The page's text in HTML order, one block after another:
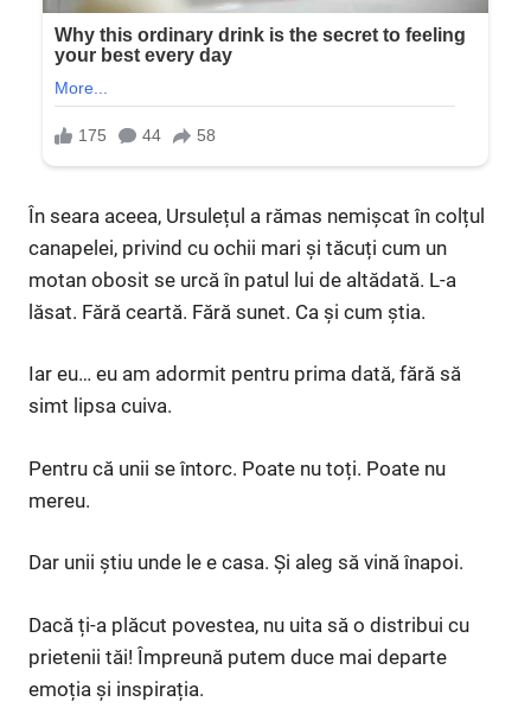
În seara aceea, Ursulețul a rămas nemișcat în colțul
canapelei, privind cu ochii mari și tăcuți cum un
motan obosit se urcă în patul lui de altădată. L-a
lăsat. Fără ceartă. Fără sunet. Ca și cum știa.
Iar eu… eu am adormit pentru prima dată, fără să
simt lipsa cuiva.
Pentru că unii se întorc. Poate nu toți. Poate nu
mereu.
Dar unii știu unde le e casa. Și aleg să vină înapoi.
Dacă ți-a plăcut povestea, nu uita să o distribui cu
prietenii tăi! Împreună putem duce mai departe
emoția și inspirația.